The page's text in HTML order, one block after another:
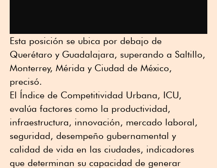
Esta posición se ubica por debajo de
Querétaro y Guadalajara, superando a Saltillo,
Monterrey, Mérida y Ciudad de México,
precisó.
El Índice de Competitividad Urbana, ICU,
evalúa factores como la productividad,
infraestructura, innovación, mercado laboral,
seguridad, desempeño gubernamental y
calidad de vida en las ciudades, indicadores
que determinan su capacidad de generar